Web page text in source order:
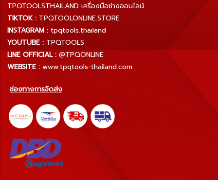
TPQTOOLSTHAILAND เครื่องมือช่างออนไลน์
TIKTOK : TPQTOOLONLINE.STORE
INSTAGRAM : tpqtools.thailand
YOUTUBE : TPQTOOLS
LINE OFFICIAL : @TPQONLINE
WEBSITE : www.tpqtools-thailand.com
ช่องทางการจัดส่ง